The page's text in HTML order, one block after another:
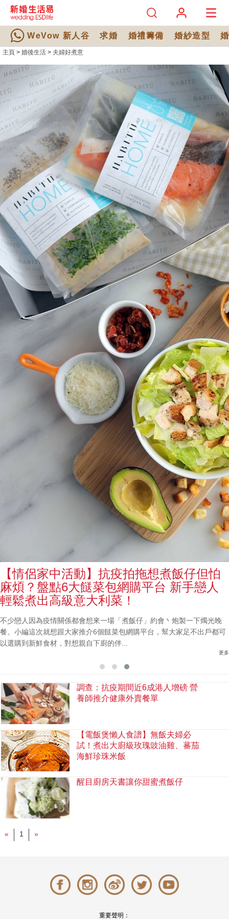
WeVow 新人谷 求婚 婚禮籌備 婚紗造型
主頁 > 婚後生活 > 夫婦好煮意
【情侶家中活動】抗疫拍拖想煮飯仔但怕
麻煩？盤點6大餸菜包網購平台 新手戀人
輕鬆煮出高級意大利菜！
不少戀人因為疫情關係都會想來一場「煮飯仔」約會丶炮製一下燭光晚
餐。小編這次就想跟大家推介6個餸菜包網購平台，幫大家足不出戶都可
以選購到新鮮食材，對想親自下廚的伴...
更多
調查：抗疫期間近6成港人增磅 營
養師推介健康外賣餐單
【電飯煲懶人食譜】無飯夫婦必
試！煮出大廚級玫瑰豉油雞、蕃茄
海鮮珍珠米飯
醒目廚房天書讓你甜蜜煮飯仔
« 1 »
重要聲明：